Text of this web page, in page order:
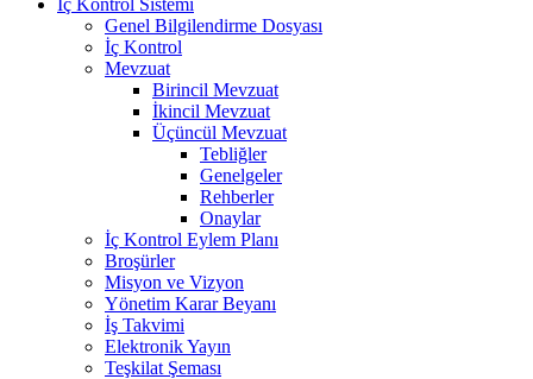
Genel Bilgilendirme Dosyası
İç Kontrol
Mevzuat
Birincil Mevzuat
İkincil Mevzuat
Üçüncül Mevzuat
Tebliğler
Genelgeler
Rehberler
Onaylar
İç Kontrol Eylem Planı
Broşürler
Misyon ve Vizyon
Yönetim Karar Beyanı
İş Takvimi
Elektronik Yayın
Teşkilat Şeması